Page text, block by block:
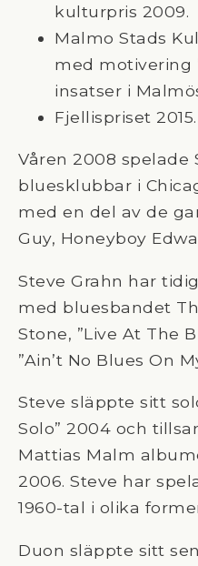
kulturpris 2009.
Malmo Stads
med motivering
insatser i
Fjellispriset 2015.
Våren 2008 spelade
bluesklubbar i
med en del av de
Guy, Honeyboy
Steve Grahn har
med bluesbandet
Stone, ”Live At The
”Ain’t No Blues On
Steve släppte sitt
Solo” 2004 och
Mattias Malm
2006. Steve har
1960-tal i olika
Duon släppte sitt